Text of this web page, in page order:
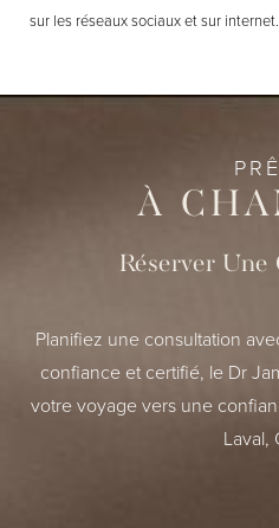
sur les réseaux sociaux et sur internet.
À
Réserver Une
Planifiez une consultation
confiance et certifié, le Dr
votre voyage vers une
Laval,